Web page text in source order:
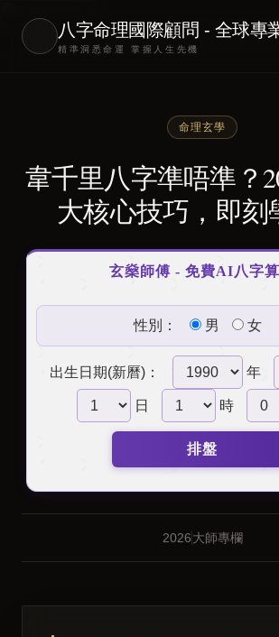
八字命理國際顧問 - 全球專
精準洞悉命運 掌握人生先機
命理玄學
韋千里八字準唔準？
大核心技巧，即刻
玄燊師傅 - 免費AI八字
性別： 男 女
出生日期(新曆)： 年
日 時
排盤
2026大師專欄